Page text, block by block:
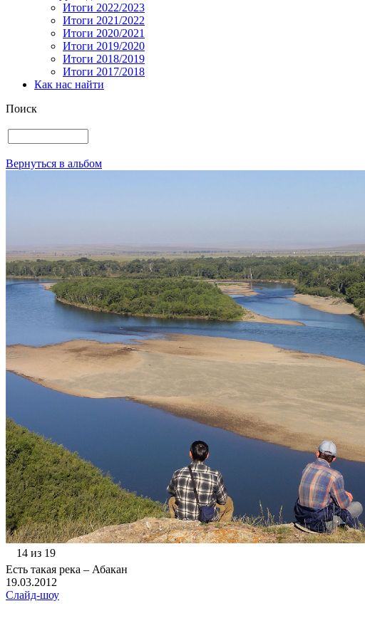
Итоги 2022/2023
Итоги 2021/2022
Итоги 2020/2021
Итоги 2019/2020
Итоги 2018/2019
Итоги 2017/2018
Как нас найти
Поиск
Вернуться в альбом
14 из 19
Есть такая река – Абакан
19.03.2012
Слайд-шоу